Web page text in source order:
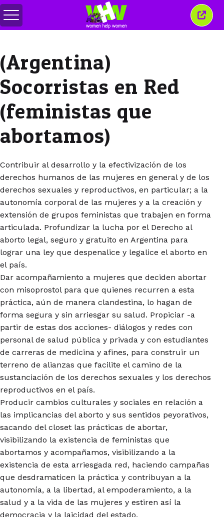
Toggle
menu
Close
this
(Argentina)
Socorristas en Red
(feministas que
abortamos)
Contribuir al desarrollo y la efectivización de los
derechos humanos de las mujeres en general y de los
derechos sexuales y reproductivos, en particular; a la
autonomía corporal de las mujeres y a la creación y
extensión de grupos feministas que trabajen en forma
articulada. Profundizar la lucha por el Derecho al
aborto legal, seguro y gratuito en Argentina para
lograr una ley que despenalice y legalice el aborto en
el país.
Dar acompañamiento a mujeres que deciden abortar
con misoprostol para que quienes recurren a esta
práctica, aún de manera clandestina, lo hagan de
forma segura y sin arriesgar su salud. Propiciar -a
partir de estas dos acciones- diálogos y redes con
personal de salud pública y privada y con estudiantes
de carreras de medicina y afines, para construir un
terreno de alianzas que facilite el camino de la
sustanciación de los derechos sexuales y los derechos
reproductivos en el país.
Producir cambios culturales y sociales en relación a
las implicancias del aborto y sus sentidos peyorativos,
sacando del closet las prácticas de abortar,
visibilizando la existencia de feministas que
abortamos y acompañamos, visibilizando a la
existencia de esta arriesgada red, haciendo campañas
que desdramaticen la práctica y contribuyan a la
autonomía, a la libertad, al empoderamiento, a la
salud y a la vida de las mujeres y estiren así la
democracia y la laicidad del estado.